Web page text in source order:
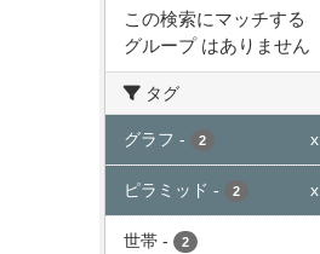
この検索にマッチする
グループ はありません
タグ
グラフ - 2 x
ピラミッド - 2 x
世帯 - 2